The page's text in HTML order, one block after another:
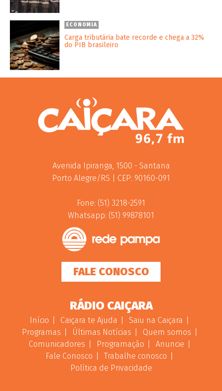
ECONOMIA
Carga tributária bate recorde e chega a 32%
do PIB brasileiro
Avenida Ipiranga, 1500 - Santana
Porto Alegre/RS | CEP: 90160-091
Fone: (51) 3218-2591
Whatsapp: (51) 99878101
FALE CONOSCO
RÁDIO CAIÇARA
Início Caiçara te Ajuda
Saiu na Caiçara
Programas
Últimas Notícias
Quem somos
Comunicadores
Programação
Anuncie
Fale Conosco
Trabalhe conosco
Política de Privacidade